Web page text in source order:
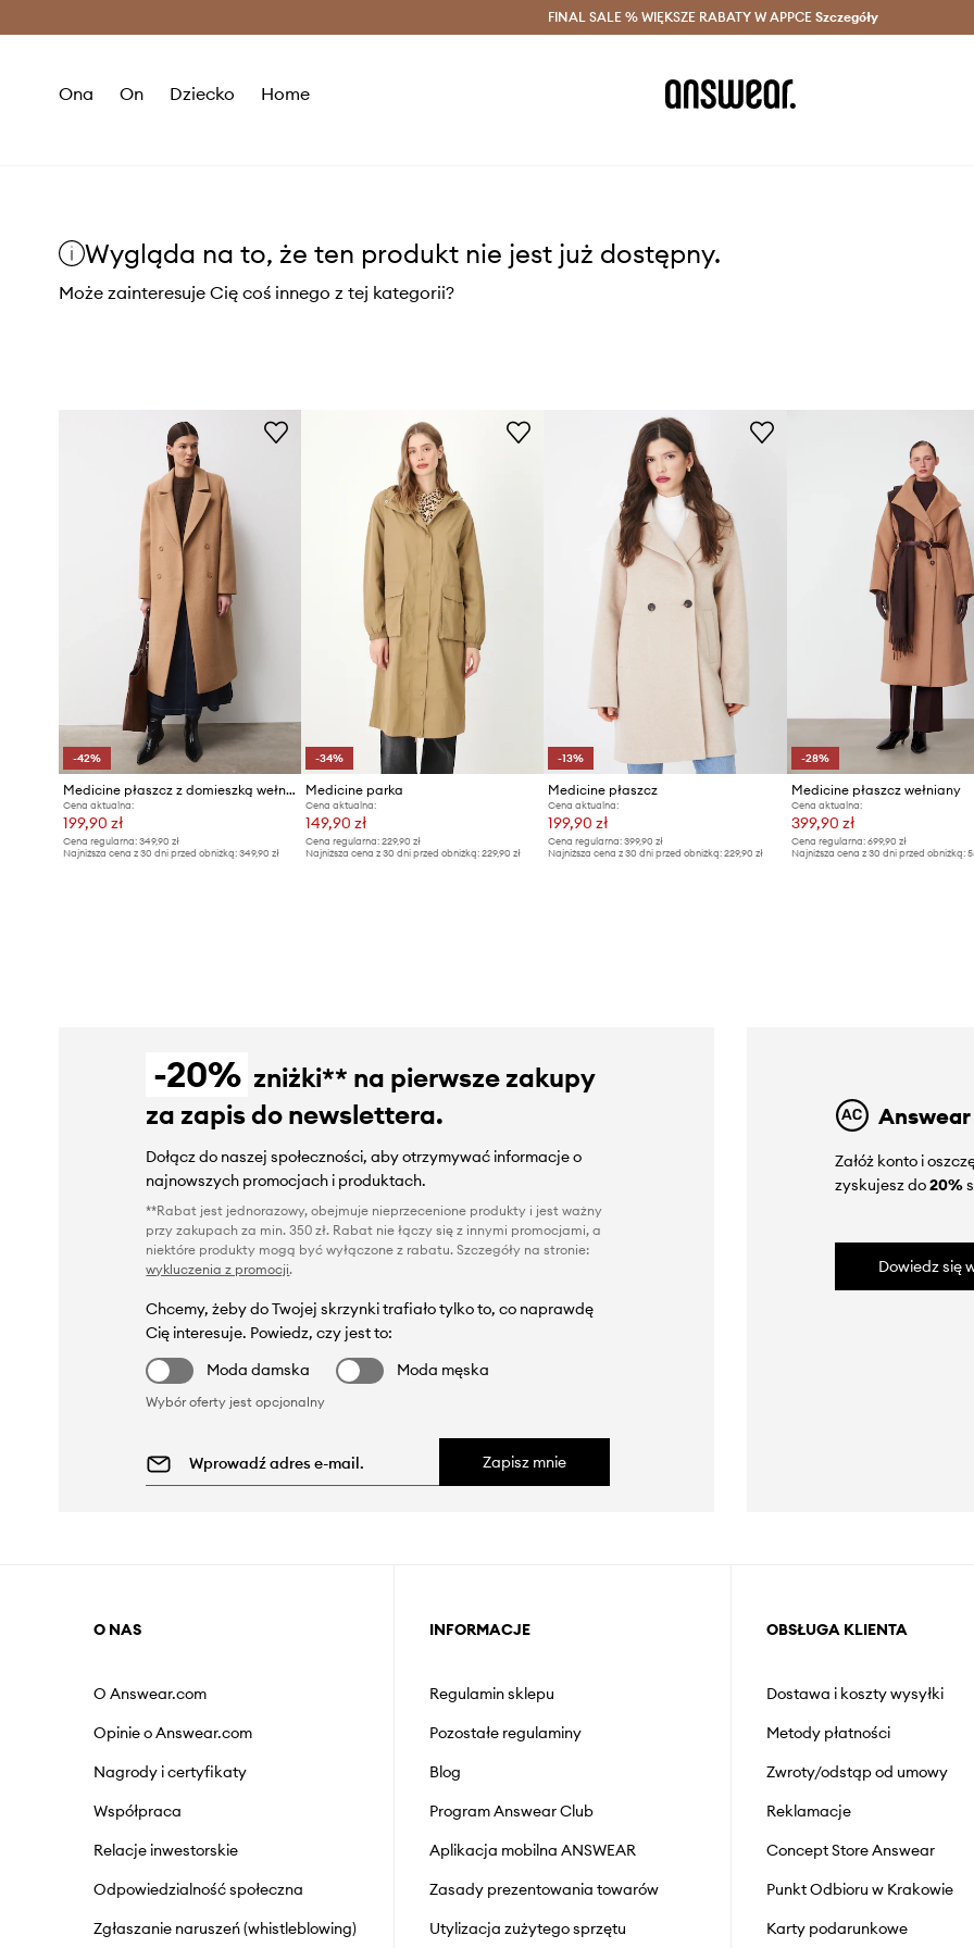
Oszczędzaj z Answear Club > Dostawa nawet w 24h >
FINAL SALE % WIĘKSZE RABATY W APPCE Szczegóły
Ona On Dziecko Home
Wygląda na to, że ten produkt nie jest już dostępny.
Może zainteresuje Cię coś innego z tej kategorii?
-42%
Medicine płaszcz z domieszką wełny
Cena aktualna:
199,90 zł
Cena regularna: 349,90 zł
Najniższa cena z 30 dni przed obniżką: 349,90 zł
-34%
Medicine parka
Cena aktualna:
149,90 zł
Cena regularna:229,90 zł
Najniższa cena z 30 dni przed obniżką:229,90 zł
-13%
Medicine płaszcz
Cena aktualna:
199,90 zł
Cena regularna: 399,90 zł
Najniższa cena z 30 dni przed obniżką: 229,90 zł
-28%
Medicine płaszcz wełniany
Cena aktualna:
399,90 zł
Cena regularna: 699,90 zł
Najniższa cena z 30 dni przed obniżką:
-20% zniżki** na pierwsze zakupy
za zapis do newslettera.
Dołącz do naszej społeczności, aby otrzymywać informacje o
najnowszych promocjach i produktach.
**Rabat jest jednorazowy, obejmuje nieprzecenione produkty i jest ważny
przy zakupach za min. 350 zł. Rabat nie łączy się z innymi promocjami, a
niektóre produkty mogą być wyłączone z rabatu. Szczegóły na stronie:
wykluczenia z promocji.
Chcemy, żeby do Twojej skrzynki trafiało tylko to, co naprawdę
Cię interesuje. Powiedz, czy jest to:
Moda damska
Moda męska
Wybór oferty jest opcjonalny
Zapisz mnie
Załóż konto i
zyskujesz do20%
Dowiedz się
O NAS
O Answear.com
Opinie o Answear.com
Nagrody i certyfikaty
Współpraca
Relacje inwestorskie
Odpowiedzialność społeczna
Zgłaszanie naruszeń (whistleblowing)
INFORMACJE
Regulamin sklepu
Pozostałe regulaminy
Blog
Program Answear Club
Aplikacja mobilna ANSWEAR
Zasady prezentowania towarów
Utylizacja zużytego sprzętu
OBSŁUGA KLIENTA
Dostawa i koszty wysyłki
Metody płatności
Zwroty/odstąp od umowy
Reklamacje
Concept Store Answear
Punkt Odbioru w Krakowie
Karty podarunkowe